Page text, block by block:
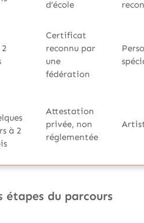
d’école
Certificat
reconnu par
une
fédération
à 2
Attestation
privée, non
réglementée
étapes du parcours